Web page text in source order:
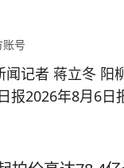
学
楼》，同时刺
放词汇音频，
迎来了一个让无数
号
闻记者 蒋立冬 阳
2026年8月6日
繁向乡镇索要表
先在局里共享，